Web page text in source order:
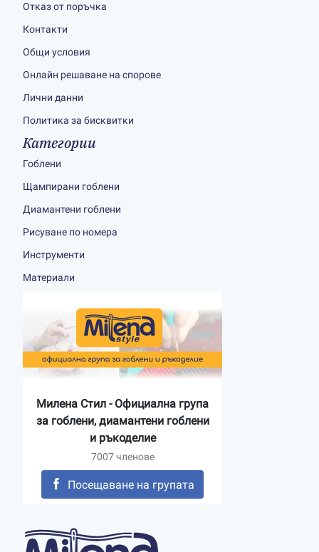
Отказ от поръчка
Контакти
Общи условия
Онлайн решаване на спорове
Лични данни
Политика за бисквитки
Категории
Гоблени
Щампирани гоблени
Диамантени гоблени
Рисуване по номера
Инструменти
Материали
Милена Стил - Официална група
за гоблени, диамантени гоблени
и ръкоделие
7007 членове
Посещаване на групата